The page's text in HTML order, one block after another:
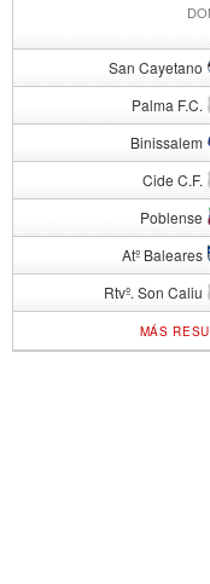
San Cayetano
Palma F.C.
Binissalem
Cide C.F.
Poblense
Atº Baleares
Rtvº. Son Caliu
MÁS